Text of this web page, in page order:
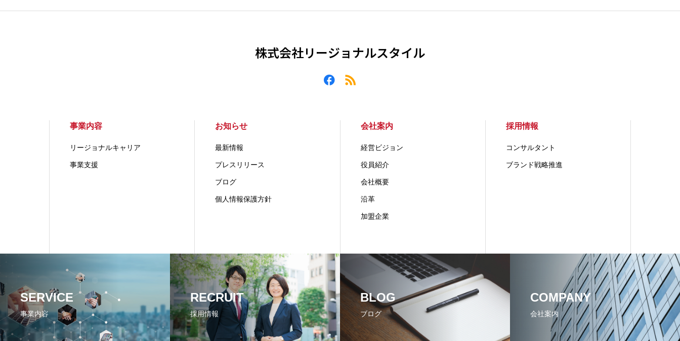
株式会社リージョナルスタイル
事業内容
リージョナルキャリア
事業支援
お知らせ
最新情報
プレスリリース
ブログ
個人情報保護方針
会社案内
経営ビジョン
役員紹介
会社概要
沿革
加盟企業
採用情報
コンサルタント
ブランド戦略推進
SERVICE
事業内容
RECRUIT
採用情報
BLOG
ブログ
COMPANY
会社案内